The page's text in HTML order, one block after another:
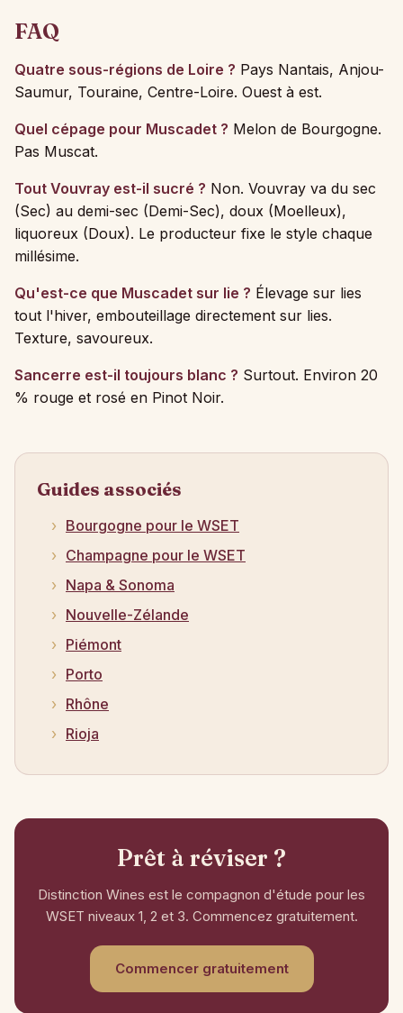
FAQ
Quatre sous-régions de Loire ? Pays Nantais, Anjou-
Saumur, Touraine, Centre-Loire. Ouest à est.
Quel cépage pour Muscadet ? Melon de Bourgogne.
Pas Muscat.
Tout Vouvray est-il sucré ? Non. Vouvray va du sec
(Sec) au demi-sec (Demi-Sec), doux (Moelleux),
liquoreux (Doux). Le producteur fixe le style chaque
millésime.
Qu'est-ce que Muscadet sur lie ? Élevage sur lies
tout l'hiver, embouteillage directement sur lies.
Texture, savoureux.
Sancerre est-il toujours blanc ? Surtout. Environ 20
% rouge et rosé en Pinot Noir.
Guides associés
Bourgogne pour le WSET
Champagne pour le WSET
Napa & Sonoma
Nouvelle-Zélande
Piémont
Porto
Rhône
Rioja
Prêt à réviser ?
Distinction Wines est le compagnon d'étude pour les
WSET niveaux 1, 2 et 3. Commencez gratuitement.
Commencer gratuitement